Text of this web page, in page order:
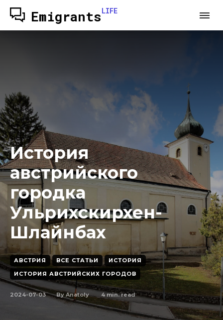
EmigrantsLIFE
История
австрийского
городка
Ульрихскирхен-
Шлайнбах
АВСТРИЯ ВСЕ СТАТЬИ
ИСТОРИЯ
ИСТОРИЯ АВСТРИЙСКИХ ГОРОДОВ
2024-07-03 By Anatoly 4min. read